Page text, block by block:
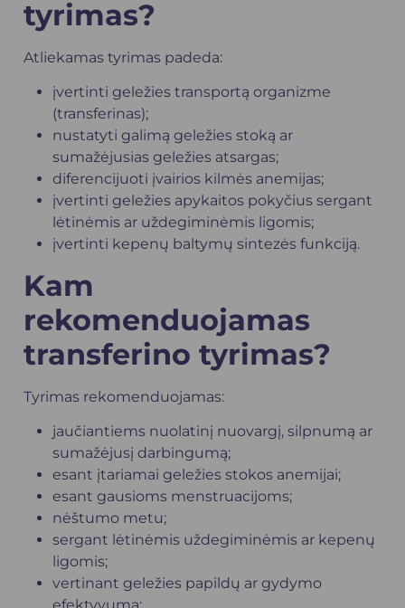
tyrimas?
Atliekamas tyrimas padeda:
įvertinti geležies transportą organizme
(transferinas);
nustatyti galimą geležies stoką ar
sumažėjusias geležies atsargas;
diferencijuoti įvairios kilmės anemijas;
įvertinti geležies apykaitos pokyčius sergant
lėtinėmis ar uždegiminėmis ligomis;
įvertinti kepenų baltymų sintezės funkciją.
Kam
rekomenduojamas
transferino tyrimas?
Tyrimas rekomenduojamas:
jaučiantiems nuolatinį nuovargį, silpnumą ar
sumažėjusį darbingumą;
esant įtariamai geležies stokos anemijai;
esant gausioms menstruacijoms;
nėštumo metu;
sergant lėtinėmis uždegiminėmis ar kepenų
ligomis;
vertinant geležies papildų ar gydymo